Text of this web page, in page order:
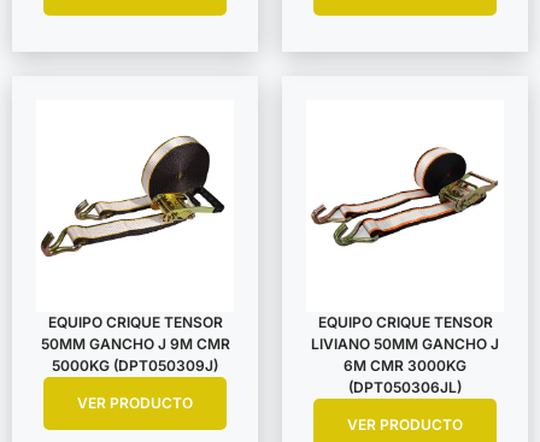
EQUIPO CRIQUE TENSOR
50MM GANCHO J 9M CMR
5000KG (DPT050309J)
VER PRODUCTO
EQUIPO CRIQUE TENSOR
LIVIANO 50MM GANCHO J
6M CMR 3000KG
(DPT050306JL)
VER PRODUCTO